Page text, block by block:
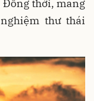
thời, mang
thư thái